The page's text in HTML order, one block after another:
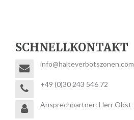
SCHNELLKONTAKT
info@halteverbotszonen.com
+49 (0)30 243 546 72
Ansprechpartner: Herr Obst